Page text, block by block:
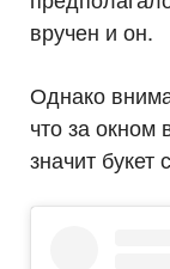
вручен и он.
Однако
что за окном
значит букет